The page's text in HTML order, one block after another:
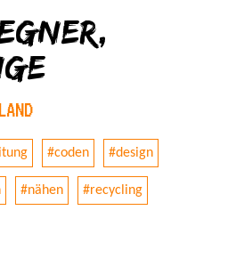
#coden #design
#nähen #recycling